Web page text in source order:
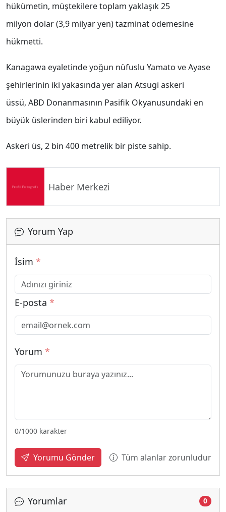
hükümetin, müştekilere toplam yaklaşık 25
milyon dolar(3,9 milyar yen) tazminat ödemesine
hükmetti.
Kanagawa eyaletinde yoğun nüfuslu Yamato ve Ayase
şehirlerinin iki yakasında yer alan Atsugi askeri
üssü, ABD Donanmasının Pasifik Okyanusundaki en
büyük üslerinden biri kabul ediliyor.
Askeri üs, 2 bin 400 metrelik bir piste sahip.
Haber Merkezi
Yorum Yap
İsim *
E-posta *
Yorum *
0/1000 karakter
Yorumu Gönder Tüm alanlar zorunludur
Yorumlar 0